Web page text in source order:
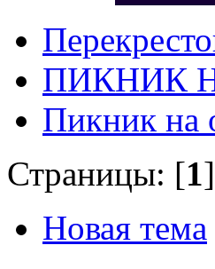
ПИКНИК
Пикник на
Страницы: [1
Новая тема